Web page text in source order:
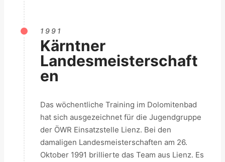
1991
Kärntner
Landesmeisterschaft
En
Das wöchentliche Training im Dolomitenbad
hat sich ausgezeichnet für die Jugendgruppe
der ÖWR Einsatzstelle Lienz. Bei den
damaligen Landesmeisterschaften am 26.
Oktober 1991 brillierte das Team aus Lienz. Es